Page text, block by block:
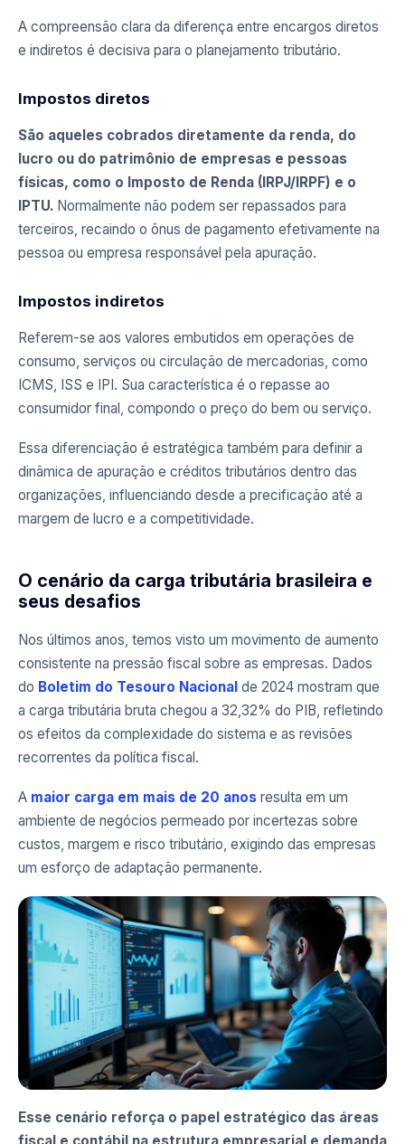
A compreensão clara da diferença entre encargos diretos
e indiretos é decisiva para o planejamento tributário.
Impostos diretos
São aqueles cobrados diretamente da renda, do
lucro ou do patrimônio de empresas e pessoas
físicas, como o Imposto de Renda (IRPJ/IRPF) e o
IPTU. Normalmente não podem ser repassados para
terceiros, recaindo o ônus de pagamento efetivamente na
pessoa ou empresa responsável pela apuração.
Impostos indiretos
Referem-se aos valores embutidos em operações de
consumo, serviços ou circulação de mercadorias, como
ICMS, ISS e IPI. Sua característica é o repasse ao
consumidor final, compondo o preço do bem ou serviço.
Essa diferenciação é estratégica também para definir a
dinâmica de apuração e créditos tributários dentro das
organizações, influenciando desde a precificação até a
margem de lucro e a competitividade.
O cenário da carga tributária brasileira e
seus desafios
Nos últimos anos, temos visto um movimento de aumento
consistente na pressão fiscal sobre as empresas. Dados
do Boletim do Tesouro Nacional de 2024 mostram que
a carga tributária bruta chegou a 32,32% do PIB, refletindo
os efeitos da complexidade do sistema e as revisões
recorrentes da política fiscal.
A maior carga em mais de 20 anos resulta em um
ambiente de negócios permeado por incertezas sobre
custos, margem e risco tributário, exigindo das empresas
um esforço de adaptação permanente.
Esse cenário reforça o papel estratégico das áreas